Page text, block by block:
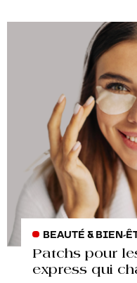
BEAUTÉ & BIEN-
Patchs pour
express qui